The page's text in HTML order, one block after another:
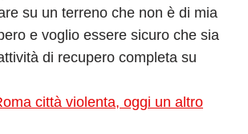
su un terreno che non è di mia
e voglio essere sicuro che sia
di recupero completa su
città violenta, oggi un altro